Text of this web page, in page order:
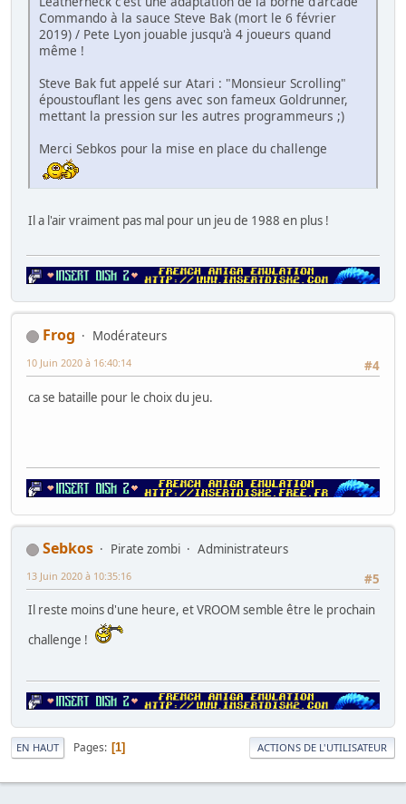
Commando à la sauce Steve Bak (mort le 6 février
2019) / Pete Lyon jouable jusqu'à 4 joueurs quand
même !
Steve Bak fut appelé sur Atari : "Monsieur Scrolling"
époustouflant les gens avec son fameux Goldrunner,
mettant la pression sur les autres programmeurs ;)
Merci Sebkos pour la mise en place du challenge
Il a l'air vraiment pas mal pour un jeu de 1988 en plus !
Frog
Modérateurs
#4
10 Juin 2020 à 16:40:14
ca se bataille pour le choix du jeu.
Sebkos Pirate zombi
Administrateurs
#5
13 Juin 2020 à 10:35:16
Il reste moins d'une heure, et VROOM semble être le prochain
challenge !
EN HAUT Pages 1 ACTIONS DE L'UTILISATEUR